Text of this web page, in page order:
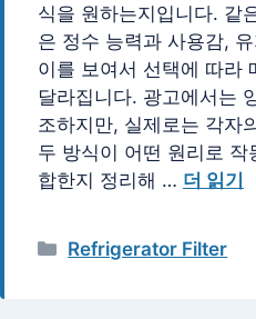
식을 원하는지입니다. 같
은 정수 능력과 사용감,
이를 보여서 선택에 따라
달라집니다. 광고에서는
조하지만, 실제로는 각자
두 방식이 어떤 원리로
합한지 정리해 … 더 읽기
카
Refrigerator Filter